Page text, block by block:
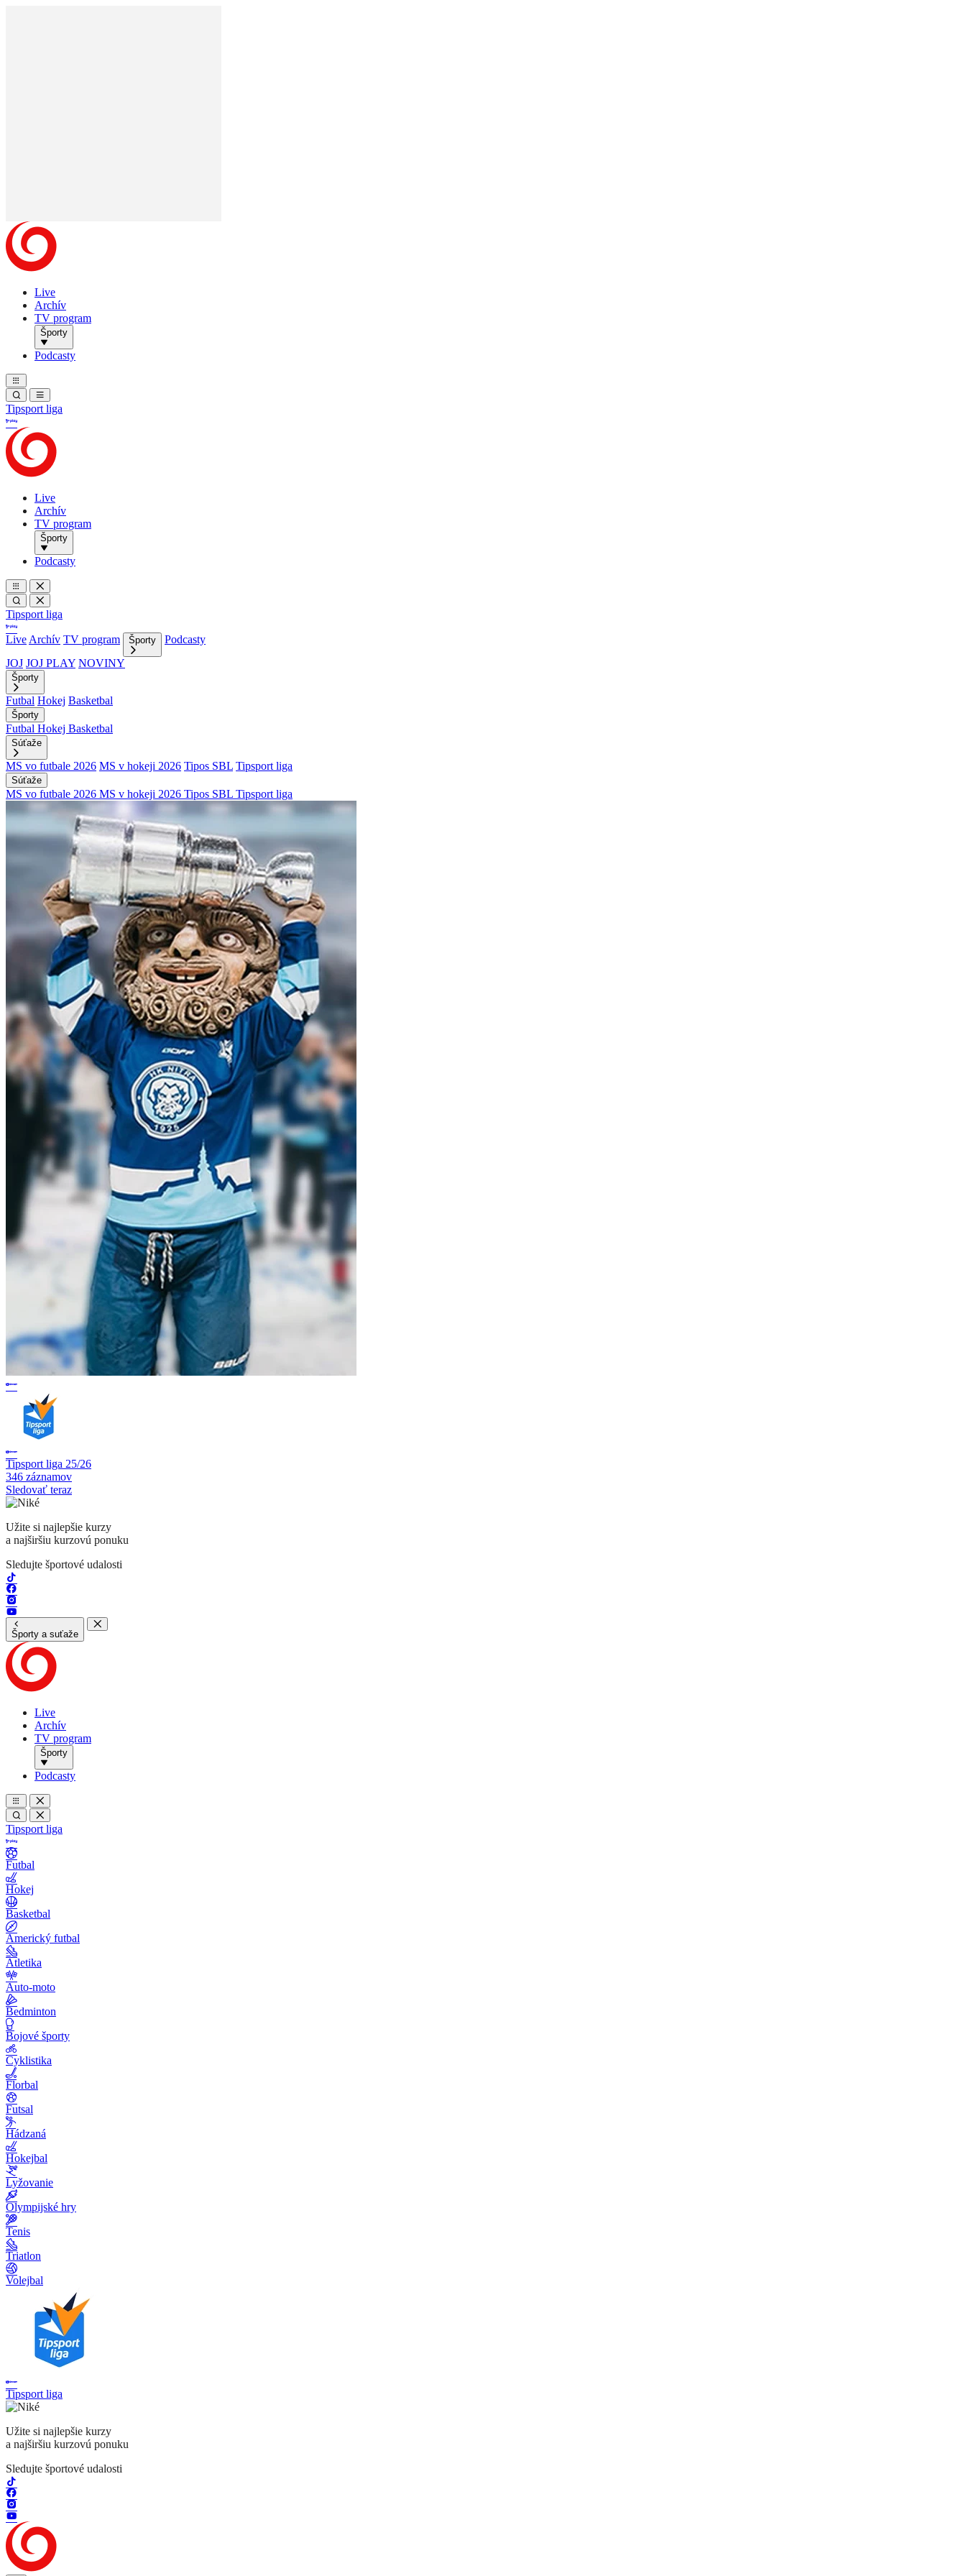
Live
Archív
TV program
Športy
Podcasty
Tipsport liga
Live
Archív
TV program
Športy
Podcasty
Tipsport liga
Live Archív TV program Športy
Podcasty
JOJ JOJ PLAY NOVINY
Športy
Futbal Hokej Basketbal
Športy
Futbal Hokej Basketbal
Súťaže
MS vo futbale 2026 MS v hokeji 2026 Tipos SBL Tipsport liga
Súťaže
MS vo futbale 2026 MS v hokeji 2026 Tipos SBL Tipsport liga
Tipsport liga 25/26
346 záznamov
Sledovať teraz
Užite si najlepšie kurzy
a najširšiu kurzovú ponuku
Sledujte športové udalosti
Športy a suťaže
Live
Archív
TV program
Športy
Podcasty
Tipsport liga
Futbal
Hokej
Basketbal
Americký futbal
Atletika
Auto-moto
Bedminton
Bojové športy
Cyklistika
Florbal
Futsal
Hádzaná
Hokejbal
Lyžovanie
Olympijské hry
Tenis
Triatlon
Volejbal
Tipsport liga
Užite si najlepšie kurzy
a najširšiu kurzovú ponuku
Sledujte športové udalosti